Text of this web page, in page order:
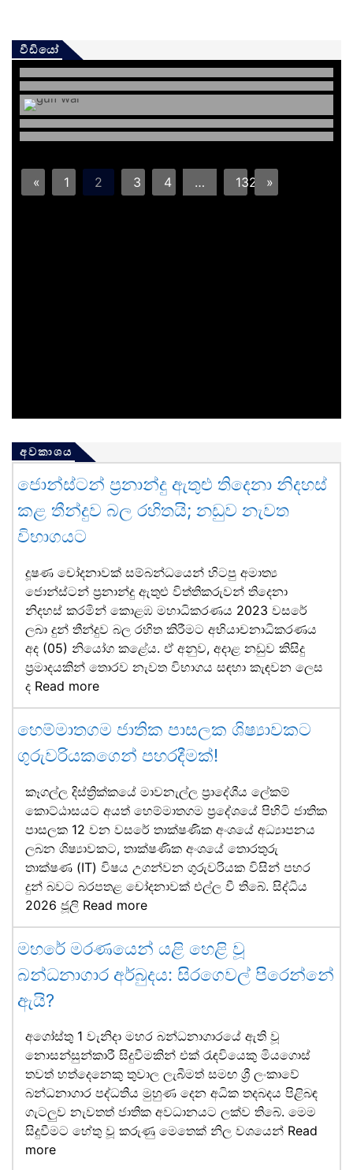
වීඩියෝ
« 1 2 3 4 … 132 »
අවකාශය
ජොන්ස්ටන් ප්‍රනාන්දු ඇතුළු තිදෙනා නිදහස්
කළ තීන්දුව බල රහිතයි; නඩුව නැවත
විභාගයට
දූෂණ චෝදනාවක් සම්බන්ධයෙන් හිටපු අමාත්‍ය
ජොන්ස්ටන් ප්‍රනාන්දු ඇතුළු විත්තිකරුවන් තිදෙනා
නිදහස් කරමින් කොළඹ මහාධිකරණය 2023 වසරේ
ලබා දුන් තීන්දුව බල රහිත කිරීමට අභියාචනාධිකරණය
අද (05) නියෝග කළේය. ඒ අනුව, අදාළ නඩුව කිසිදු
ප්‍රමාදයකින් තොරව නැවත විභාගය සඳහා කැඳවන ලෙස
ද Read more
හෙම්මාතගම ජාතික පාසලක ශිෂ්‍යාවකට
ගුරුවරියකගෙන් පහරදීමක්!
කෑගල්ල දිස්ත්‍රික්කයේ මාවනැල්ල ප්‍රාදේශීය ලේකම්
කොට්ඨාසයට අයත් හෙම්මාතගම ප්‍රදේශයේ පිහිටි ජාතික
පාසලක 12 වන වසරේ තාක්ෂණික අංශයේ අධ්‍යාපනය
ලබන ශිෂ්‍යාවකට, තාක්ෂණික අංශයේ තොරතුරු
තාක්ෂණ (IT) විෂය උගන්වන ගුරුවරියක විසින් පහර
දුන් බවට බරපතළ චෝදනාවක් එල්ල වී තිබේ. සිද්ධිය
2026 ජූලි Read more
මහරේ මරණයෙන් යළි හෙළි වූ
බන්ධනාගාර අර්බුදය: සිරගෙවල් පිරෙන්නේ
ඇයි?
අගෝස්තු 1 වැනිදා මහර බන්ධනාගාරයේ ඇති වූ
නොසන්සුන්කාරී සිදුවීමකින් එක් රැඳවියෙකු මියගොස්
තවත් හත්දෙනෙකු තුවාල ලැබීමත් සමඟ ශ්‍රී ලංකාවේ
බන්ධනාගාර පද්ධතිය මුහුණ දෙන අධික තදබදය පිළිබඳ
ගැටලුව නැවතත් ජාතික අවධානයට ලක්ව තිබේ. මෙම
සිදුවීමට හේතු වූ කරුණු මෙතෙක් නිල වශයෙන් Read
more